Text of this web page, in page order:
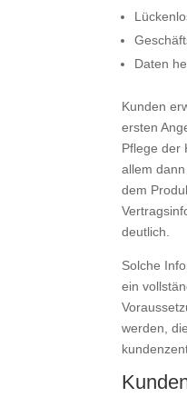
Daten
Kunden
ersten
Pflege der
allem
dem
deutlich.
Solche
ein
werden,